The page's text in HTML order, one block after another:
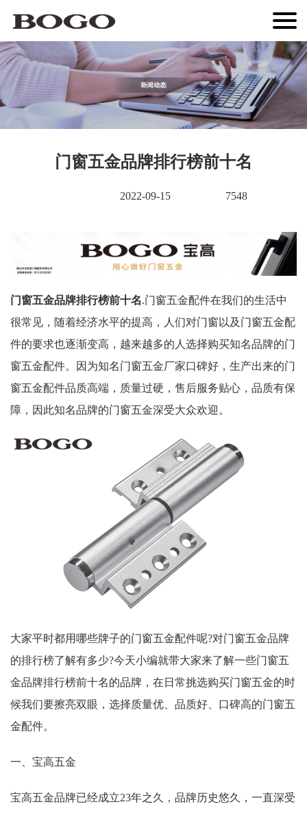
门窗五金品牌排行榜前十名
2022-09-15 7548
门窗五金品牌排行榜前十名.门窗五金配件在我们的生活中
很常见，随着经济水平的提高，人们对门窗以及门窗五金配
件的要求也逐渐变高，越来越多的人选择购买知名品牌的门
窗五金配件。因为知名门窗五金厂家口碑好，生产出来的门
窗五金配件品质高端，质量过硬，售后服务贴心，品质有保
障，因此知名品牌的门窗五金深受大众欢迎。
大家平时都用哪些牌子的门窗五金配件呢?对门窗五金品牌
的排行榜了解有多少?今天小编就带大家来了解一些门窗五
金品牌排行榜前十名的品牌，在日常挑选购买门窗五金的时
候我们要擦亮双眼，选择质量优、品质好、口碑高的门窗五
金配件。
一、宝高五金
宝高五金品牌已经成立23年之久，品牌历史悠久，一直深受